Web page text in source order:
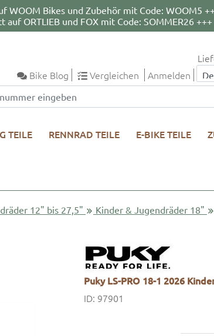
WOOM Bikes und Zubehör mit Code: WOOM5
auf ORTLIEB und FOX mit Code: SOMMER26 +++
Bike Blog Vergleichen Anmelden
TEILE RENNRAD TEILE E-BIKE TEILE
12" bis 27,5" Kinder & Jugendräder 18"
Puky LS-PRO 18-1 2026
ID: 97901